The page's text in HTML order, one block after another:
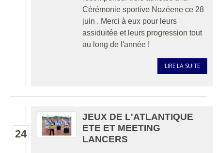
Cérémonie sportive Nozéene ce 28
juin . Merci à eux pour leurs
assiduitée et leurs progression tout
au long de l'année !
LIRE LA SUITE
24
JEUX DE L'ATLANTIQUE
ETE ET MEETING
LANCERS